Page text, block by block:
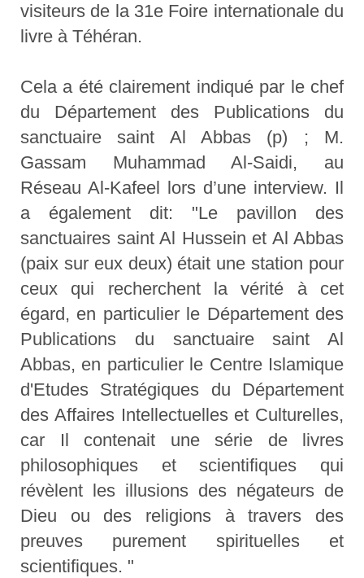
visiteurs de la 31e Foire internationale du
livre à Téhéran.
Cela a été clairement indiqué par le chef
du Département des Publications du
sanctuaire saint Al Abbas (p) ; M.
Gassam Muhammad Al-Saidi, au
Réseau Al-Kafeel lors d’une interview. Il
a également dit: "Le pavillon des
sanctuaires saint Al Hussein et Al Abbas
(paix sur eux deux) était une station pour
ceux qui recherchent la vérité à cet
égard, en particulier le Département des
Publications du sanctuaire saint Al
Abbas, en particulier le Centre Islamique
d'Etudes Stratégiques du Département
des Affaires Intellectuelles et Culturelles,
car Il contenait une série de livres
philosophiques et scientifiques qui
révèlent les illusions des négateurs de
Dieu ou des religions à travers des
preuves purement spirituelles et
scientifiques. "